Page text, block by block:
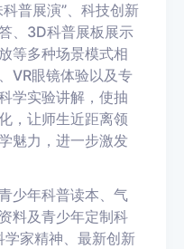
普展演”、科技创新
、3D科普展板展示
等多种场景模式相
VR眼镜体验以及专
学实验讲解，使抽
，让师生近距离领
魅力，进一步激发
少年科普读本、气
料及青少年定制科
家精神、最新创新